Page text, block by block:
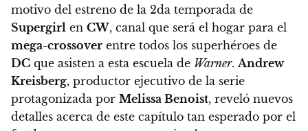
motivo del estreno de la 2da temporada de
Supergirl en CW, canal que será el hogar para el
mega-crossover entre todos los superhéroes de
DC que asisten a esta escuela de Warner.Andrew
Kreisberg, productor ejecutivo de la serie
protagonizada por Melissa Benoist, reveló nuevos
detalles acerca de este capítulo tan esperado por el